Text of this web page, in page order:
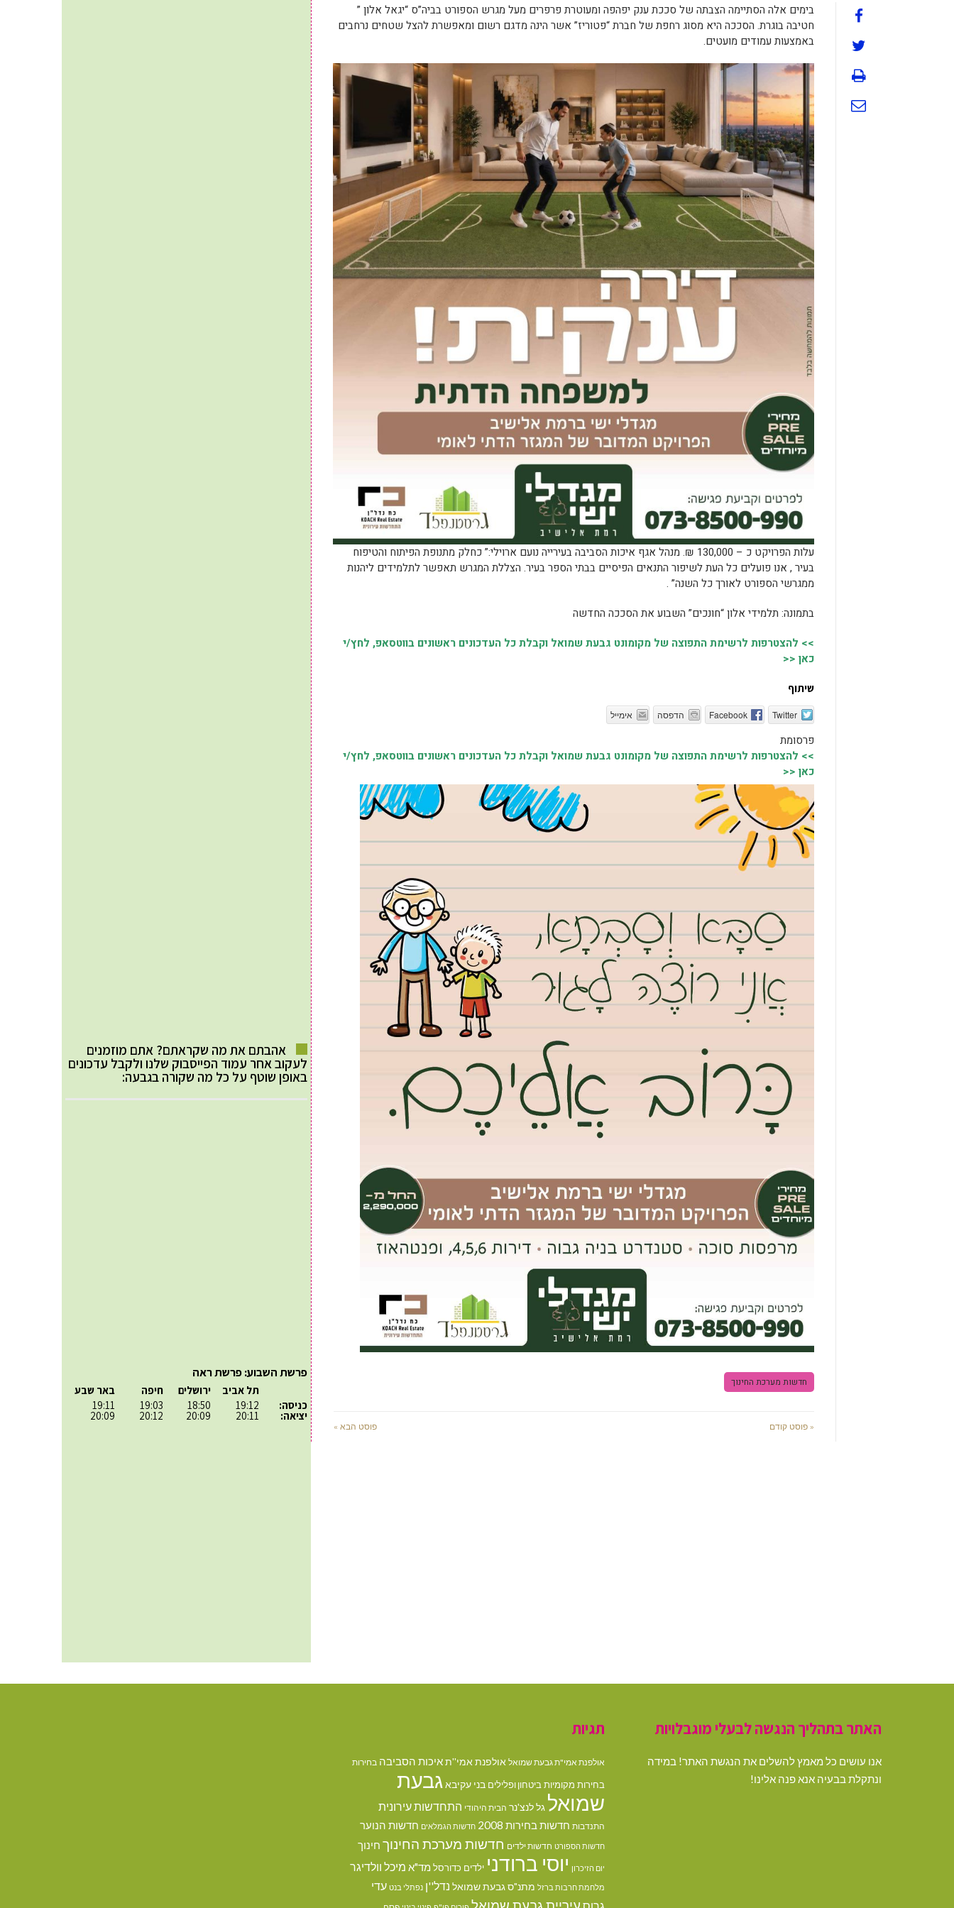
בימים אלה הסתיימה הצבתה של סככת ענק יפהפה ומעוטרת פרפרים מעל מגרש הספורט בביה”ס “יגאל אלון ”
חטיבה בוגרת. הסככה היא מסוג רחפת של חברת “פטוריז” אשר הינה מדגם רשום ומאפשרת להצל שטחים נרחבים
באמצעות עמודים מועטים.
עלות הפרויקט כ – 130,000 ₪. מנהל אגף איכות הסביבה בעירייה נועם ארוילי:” כחלק מתנופת הפיתוח והטיפוח
בעיר , אנו פועלים כל העת לשיפור התנאים הפיסיים בבתי הספר בעיר. הצללת המגרש תאפשר לתלמידים ליהנות
ממגרשי הספורט לאורך כל השנה” .
בתמונה: תלמידי אלון “חונכים” השבוע את הסככה החדשה
>> להצטרפות לרשימת התפוצה של מקומונט גבעת שמואל וקבלת כל העדכונים ראשונים בווטסאפ, לחץ/י
כאן <<
שיתוף
Twitter
Facebook הדפסה אימייל
פרסומת
>> להצטרפות לרשימת התפוצה של מקומונט גבעת שמואל וקבלת כל העדכונים ראשונים בווטסאפ, לחץ/י
כאן <<
חדשות מערכת החינוך
« פוסט קודם פוסט הבא »
אהבתם את מה שקראתם? אתם מוזמנים
לעקוב אחר עמוד הפייסבוק שלנו ולקבל עדכונים
באופן שוטף על כל מה שקורה בגבעה:
פרשת השבוע: פרשת ראה
כניסה:
יציאה:
תל אביב
19:12
20:11
ירושלים
18:50
20:09
חיפה
19:03
20:12
באר שבע
19:11
20:09
האתר בתהליך הנגשה לבעלי מוגבלויות
אנו עושים כל מאמץ להשלים את הנגשת האתר! במידה
ונתקלת בבעיה אנא פנה אלינו!
תגיות
אולפנת אמי"ת גבעת שמואל אולפנת אמי''תאיכות הסביבה בחירות
בחירות מקומיות ביטחון ופלילים בני עקיבאגבעת
שמואל גל לנצ'נר הבית היהודי התחדשות עירונית
התנדבות חדשות בחירות 2008 חדשות הגמלאים חדשות הנוער
חדשות הספורט חדשות ילדים חדשות מערכת החינוך חינוך
יום הזיכרון יוסי ברודני ילדים כדורסל מד"א מיכל וולדיגר
מלחמת חרבות ברזל מתנ"ס גבעת שמואל נדל''ן נפתלי בנט עדי